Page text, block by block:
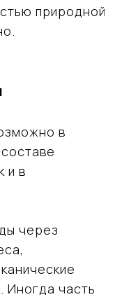
природной
в
и в
через
Иногда часть